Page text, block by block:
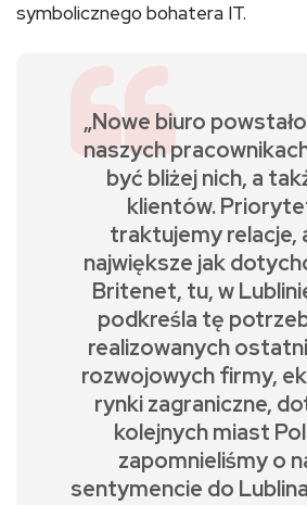
symbolicznego bohatera IT.
„Nowe biuro
naszych
być bliżej nich, a
klientów.
traktujemy relacje,
największe jak
Britenet, tu, w
podkreśla tę
realizowanych
rozwojowych firmy,
rynki zagraniczne,
kolejnych miast
zapomnieliśmy o
sentymencie do